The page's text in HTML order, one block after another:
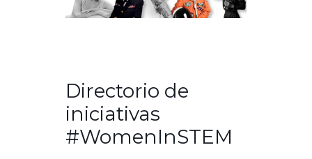
Directorio de
iniciativas
#WomenInSTEM